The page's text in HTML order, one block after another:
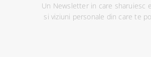
Un Newsletter in care sharuiesc
si viziuni personale din care te